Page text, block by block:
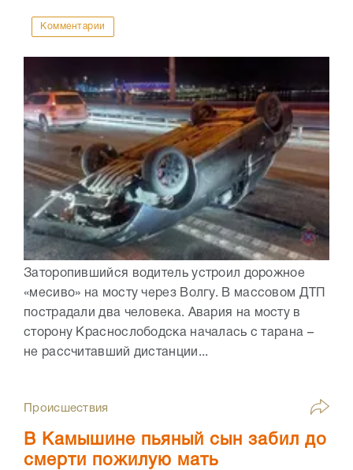
Комментарии
Заторопившийся водитель устроил дорожное
«месиво» на мосту через Волгу. В массовом ДТП
пострадали два человека. Авария на мосту в
сторону Краснослободска началась с тарана –
не рассчитавший дистанции...
Происшествия
В Камышине пьяный сын забил до
смерти пожилую мать